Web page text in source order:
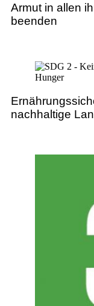
Armut in allen
beenden
nachhaltige